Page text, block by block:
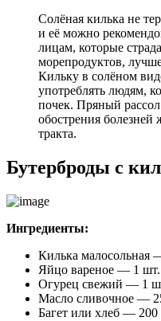
Солёная килька не
и её можно
лицам, которые
морепродуктов,
Кильку в солёном
употреблять людям,
почек. Пряный
обострения
тракта.
Бутерброды с
Ингредиенты:
Килька малосольная
Яйцо вареное — 1 шт.
Огурец свежий — 1
Масло сливочное —
Багет или хлеб — 200